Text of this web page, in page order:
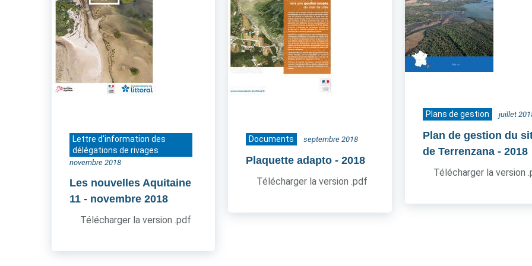
Lettre d'information des
délégations de rivages
novembre 2018
Les nouvelles Aquitaine
11 - novembre 2018
Télécharger la version .pdf
Documents septembre 2018
Plaquette adapto - 2018
Télécharger la version .pdf
Plans de gestion juillet
Plan de gestion du
de Terrenzana - 2018
Télécharger la version